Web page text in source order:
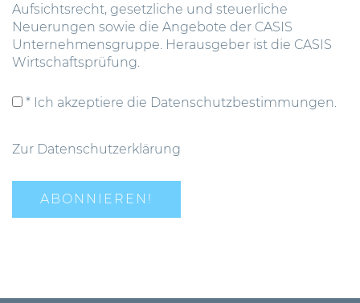
Aufsichtsrecht, gesetzliche und steuerliche
Neuerungen sowie die Angebote der CASIS
Unternehmensgruppe. Herausgeber ist die CASIS
Wirtschaftsprüfung.
* Ich akzeptiere die Datenschutzbestimmungen.
Zur Datenschutzerklärung